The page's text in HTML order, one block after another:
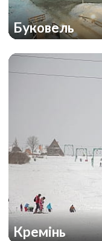
Буковель
Кремінь